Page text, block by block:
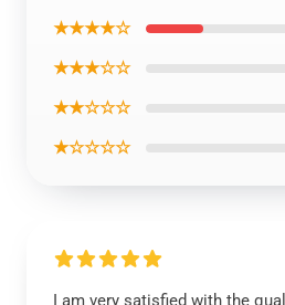
★★★★☆
★★★☆☆
★★☆☆☆
★☆☆☆☆
I am very satisfied with the